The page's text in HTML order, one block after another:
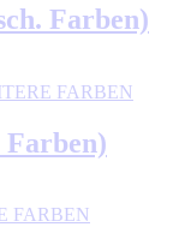
Farben)
FARBEN
Farben)
FARBEN